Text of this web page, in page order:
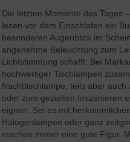
Die letzten Momente des Tages
lesen vor dem Einschlafen ein
besonderen Augenblick im
angenehme Beleuchtung zum
Lichtstimmung schafft. Bei
hochwertiger Tischlampen
Nachttischlampe, teils aber
oder zum gezielten Inszenieren
eignen. Sei es mit
Halogenlampen oder ganz
machen immer eine gute Figur.